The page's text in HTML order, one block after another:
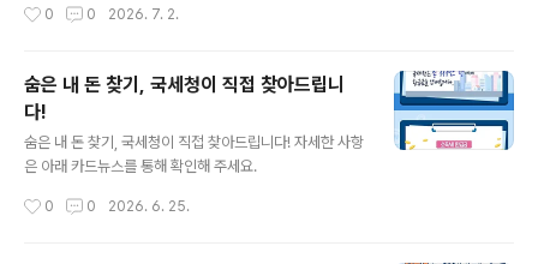
0 0 2026. 7. 2.
숨은 내 돈 찾기, 국세청이 직접 찾아드립니
다!
숨은 내 돈 찾기, 국세청이 직접 찾아드립니다! 자세한 사항
은 아래 카드뉴스를 통해 확인해 주세요.
0 0 2026. 6. 25.